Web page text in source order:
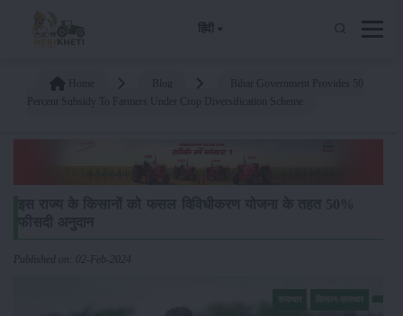
हिंदी
Published on: 02-Feb-2024